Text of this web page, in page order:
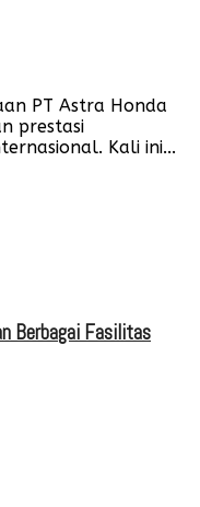
PT Astra Honda
prestasi
Kali ini...
Berbagai Fasilitas